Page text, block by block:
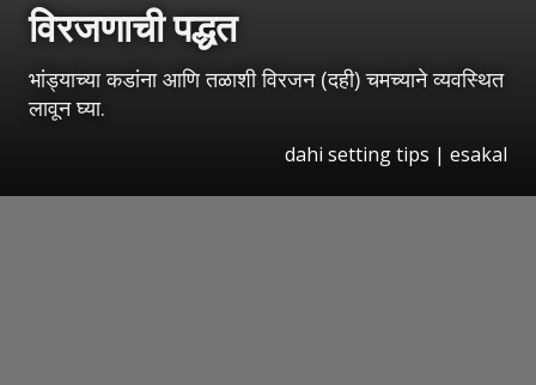
विरजणाची पद्धत
भांड्याच्या कडांना आणि तळाशी विरजन (दही) चमच्याने व्यवस्थित
लावून घ्या.
dahi setting tips | esakal